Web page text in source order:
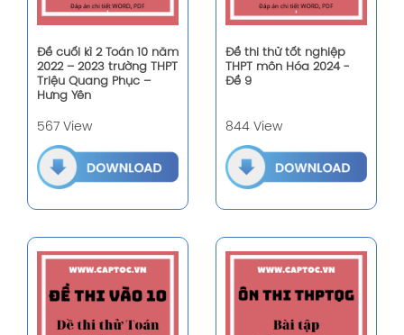
Đề cuối kì 2 Toán 10 năm
2022 – 2023 trường THPT
Triệu Quang Phục –
Hưng Yên
567 View
Đề thi thử tốt nghiệp
THPT môn Hóa 2024 -
Đề 9
844 View